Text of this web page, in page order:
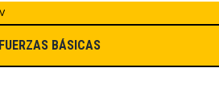
FUERZAS BÁSICAS